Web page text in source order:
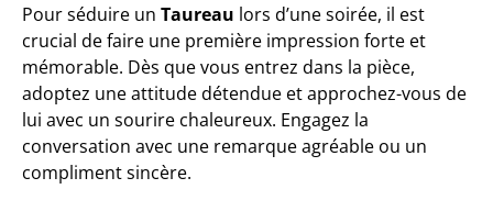
Pour séduire un Taureau lors d’une soirée, il est
crucial de faire une première impression forte et
mémorable. Dès que vous entrez dans la pièce,
adoptez une attitude détendue et approchez-vous de
lui avec un sourire chaleureux. Engagez la
conversation avec une remarque agréable ou un
compliment sincère.